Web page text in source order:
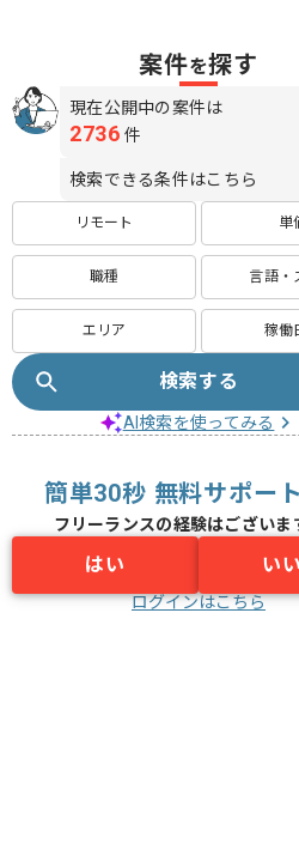
案件を探す
現在公開中の案件は
2736 件
検索できる条件はこちら
リモート 単
職種 言語・
エリア 稼働
検索する
AI検索を使ってみる
簡単30秒 無料サポー
フリーランスの経験はございま
はい い
ログインはこちら